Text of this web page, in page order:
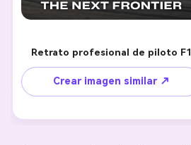
Retrato profesional de piloto F1
Crear imagen similar ↗